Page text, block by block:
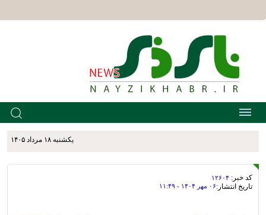
يکشنبه ۱۸ مرداد ۱۴۰۵
کد خبر: ۱۲۶۰۴
تاریخ انتشار:۰۶ مهر ۱۴۰۴ - ۱۱:۴۹